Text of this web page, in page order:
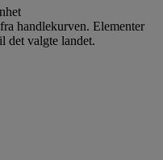
handlekurven. Elementer
det valgte landet.